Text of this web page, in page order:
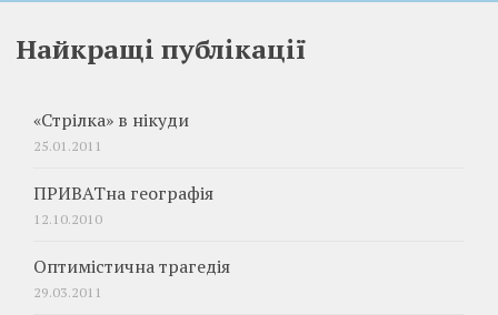
Найкращі публікації
«Стрілка» в нікуди
25.01.2011
ПРИВАТна географія
12.10.2010
Оптимістична трагедія
29.03.2011